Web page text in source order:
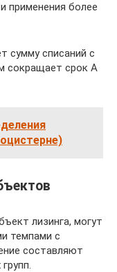
применения более
сумму списаний с
сокращает срок А
лизинга, могут
темпами с
составляют